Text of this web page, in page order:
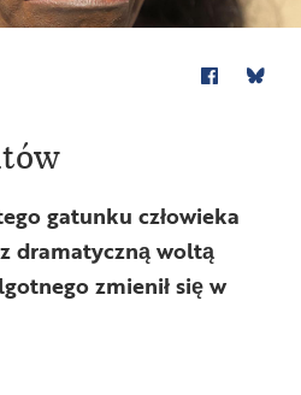
gatunku człowieka
dramatyczną woltą
zmienił się w